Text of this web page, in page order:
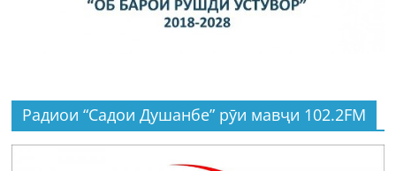
Радиои “Садои Душанбе” рӯи мавҷи 102.2FM